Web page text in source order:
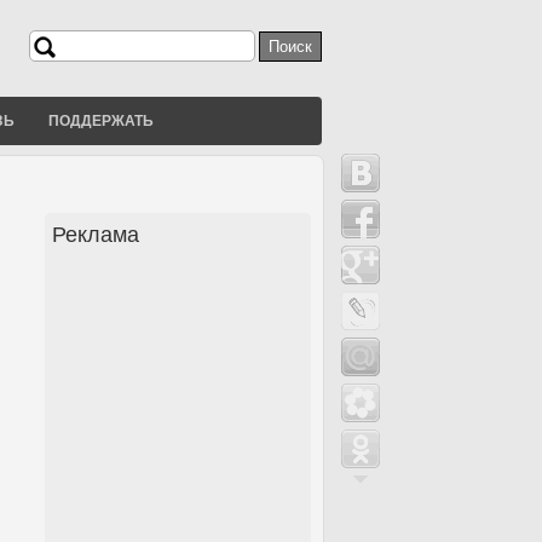
Форма поиска
Поиск
ПОДДЕРЖАТЬ
Реклама